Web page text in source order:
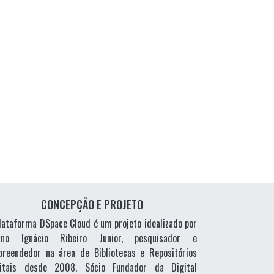
CONCEPÇÃO E PROJETO
DSpace Cloud é um projeto idealizado por
Ignácio Ribeiro Junior, pesquisador e
na área de Bibliotecas e Repositórios
desde 2008. Sócio Fundador da Digital